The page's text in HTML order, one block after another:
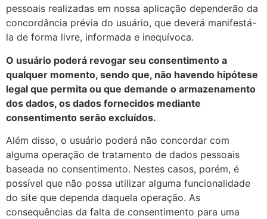
pessoais realizadas em nossa aplicação dependerão da
concordância prévia do usuário, que deverá manifestá-
la de forma livre, informada e inequívoca.
O usuário poderá revogar seu consentimento a
qualquer momento, sendo que, não havendo hipótese
legal que permita ou que demande o armazenamento
dos dados, os dados fornecidos mediante
consentimento serão excluídos.
Além disso, o usuário poderá não concordar com
alguma operação de tratamento de dados pessoais
baseada no consentimento. Nestes casos, porém, é
possível que não possa utilizar alguma funcionalidade
do site que dependa daquela operação. As
consequências da falta de consentimento para uma